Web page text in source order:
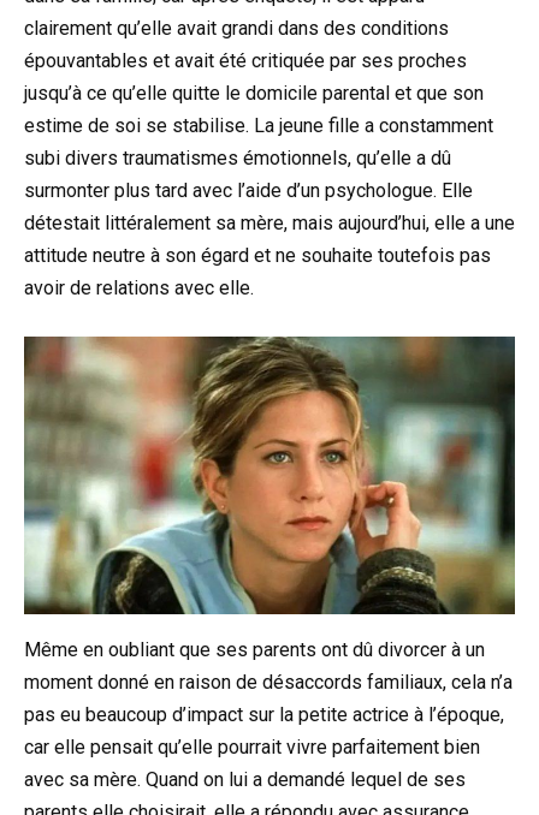
clairement qu’elle avait grandi dans des conditions
épouvantables et avait été critiquée par ses proches
jusqu’à ce qu’elle quitte le domicile parental et que son
estime de soi se stabilise. La jeune fille a constamment
subi divers traumatismes émotionnels, qu’elle a dû
surmonter plus tard avec l’aide d’un psychologue. Elle
détestait littéralement sa mère, mais aujourd’hui, elle a une
attitude neutre à son égard et ne souhaite toutefois pas
avoir de relations avec elle.
Même en oubliant que ses parents ont dû divorcer à un
moment donné en raison de désaccords familiaux, cela n’a
pas eu beaucoup d’impact sur la petite actrice à l’époque,
car elle pensait qu’elle pourrait vivre parfaitement bien
avec sa mère. Quand on lui a demandé lequel de ses